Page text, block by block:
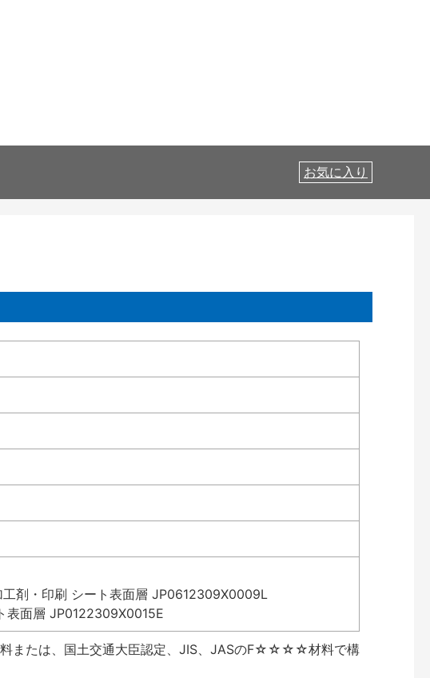
お気に入り
剤・印刷 シート表面層 JP0612309X0009L
表面層 JP0122309X0015E
料または、国土交通大臣認定、JIS、JASのF☆☆☆☆材料で構